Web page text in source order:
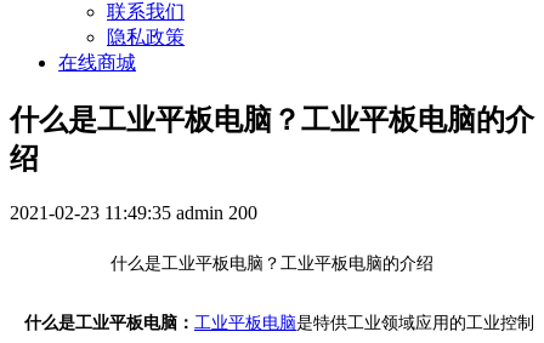
联系我们
隐私政策
在线商城
什么是工业平板电脑？工业平板电脑的介
绍
2021-02-23 11:49:35 admin 200
什么是工业平板电脑？工业平板电脑的介绍
什么是工业平板电脑： 工业平板电脑是特供工业领域应用的工业控制